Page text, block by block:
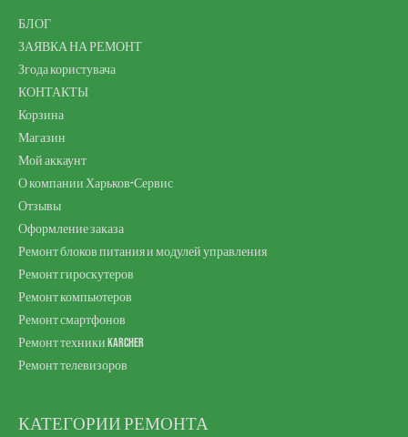
БЛОГ
ЗАЯВКА НА РЕМОНТ
Згода користувача
КОНТАКТЫ
Корзина
Магазин
Мой аккаунт
О компании Харьков-Сервис
Отзывы
Оформление заказа
Ремонт блоков питания и модулей управления
Ремонт гироскутеров
Ремонт компьютеров
Ремонт смартфонов
Ремонт техники Karcher
Ремонт телевизоров
КАТЕГОРИИ РЕМОНТА